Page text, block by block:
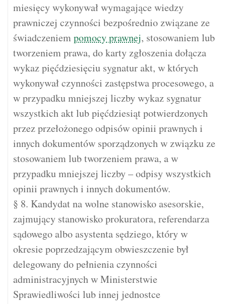
miesięcy wykonywał wymagające wiedzy
prawniczej czynności bezpośrednio związane ze
świadczeniempomocy prawnej, stosowaniem lub
tworzeniem prawa, do karty zgłoszenia dołącza
wykaz pięćdziesięciu sygnatur akt, w których
wykonywał czynności zastępstwa procesowego, a
w przypadku mniejszej liczby wykaz sygnatur
wszystkich akt lub pięćdziesiąt potwierdzonych
przez przełożonego odpisów opinii prawnych i
innych dokumentów sporządzonych w związku ze
stosowaniem lub tworzeniem prawa, a w
przypadku mniejszej liczby – odpisy wszystkich
opinii prawnych i innych dokumentów.
§ 8. Kandydat na wolne stanowisko asesorskie,
zajmujący stanowisko prokuratora, referendarza
sądowego albo asystenta sędziego, który w
okresie poprzedzającym obwieszczenie był
delegowany do pełnienia czynności
administracyjnych w Ministerstwie
Sprawiedliwości lub innej jednostce